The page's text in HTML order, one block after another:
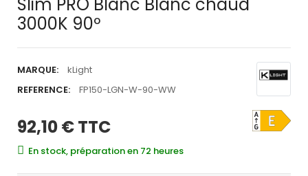
3000K 90º
MARQUE:
kLight
REFERENCE:
FP150-LGN-W-90-WW
92,10 €TTC
En stock, préparation en 72 heures